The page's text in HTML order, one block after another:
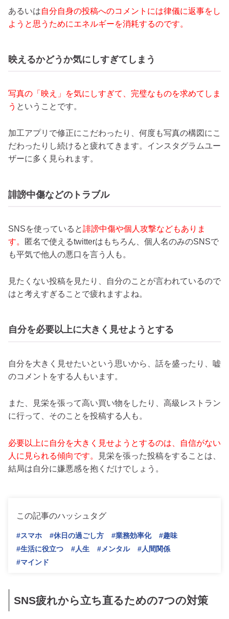
あるいは自分自身の投稿へのコメントには律儀に返事をし
ようと思うためにエネルギーを消耗するのです。
映えるかどうか気にしすぎてしまう
写真の「映え」を気にしすぎて、完璧なものを求めてしま
う ということです。
加工アプリで修正にこだわったり、何度も写真の構図にこ
だわったりし続けると疲れてきます。インスタグラムユー
ザーに多く見られます。
誹謗中傷などのトラブル
SNSを使っていると誹謗中傷や個人攻撃などもありま
す。
匿名で使えるtwitterはもちろん、個人名のみのSNSで
も平気で他人の悪口を言う人も。
見たくない投稿を見たり、自分のことが言われているので
はと考えすぎることで疲れますよね。
自分を必要以上に大きく見せようとする
自分を大きく見せたいという思いから、話を盛ったり、嘘
のコメントをする人もいます。
また、見栄を張って高い買い物をしたり、高級レストラン
に行って、そのことを投稿する人も。
必要以上に自分を大きく見せようとするのは、自信がない
人に見られる傾向です。
見栄を張った投稿をすることは、
結局は自分に嫌悪感を抱くだけでしょう。
この記事のハッシュタグ
#スマホ #休日の過ごし方 #業務効率化
#趣味
#生活に役立つ
#人生 #メンタル
#人間関係
#マインド
SNS疲れから立ち直るための7つの対策